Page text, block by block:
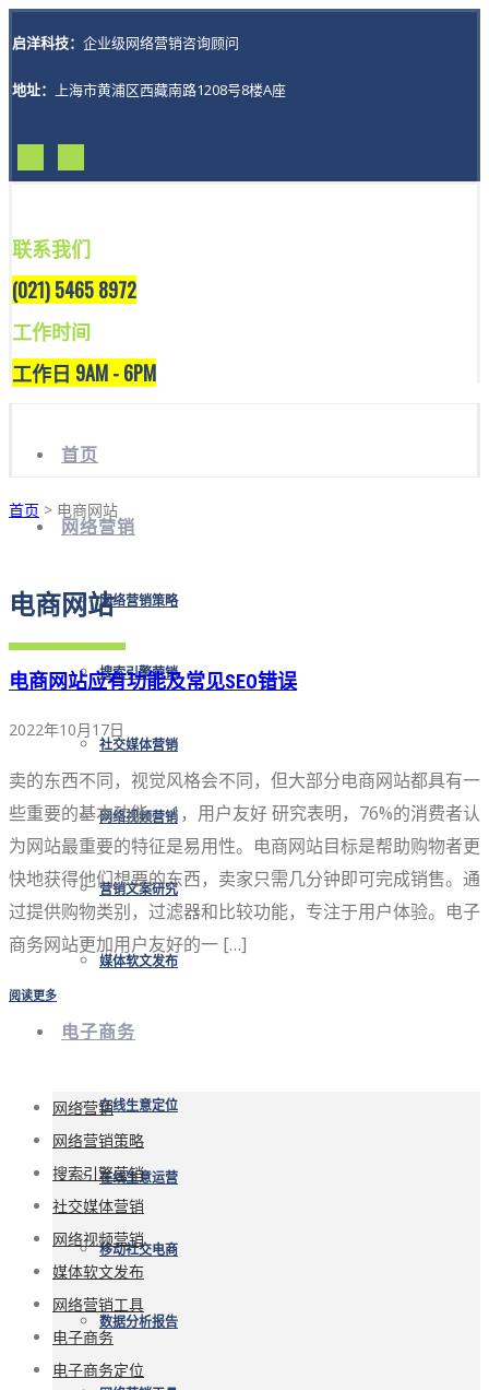
启洋科技： 企业级网络营销咨询顾问
地址： 上海市黄浦区西藏南路1208号8楼A座
联系我们
(021) 5465 8972
工作时间
工作日 9AM - 6PM
首页
网络营销
网络营销策略
搜索引擎营销
社交媒体营销
网络视频营销
营销文案研究
媒体软文发布
电子商务
在线生意定位
在线生意运营
移动社交电商
数据分析报告
首页 > 电商网站
电商网站
电商网站应有功能及常见SEO错误
2022年10月17日
卖的东西不同，视觉风格会不同，但大部分电商网站都具有一
些重要的基本功能。 1，用户友好 研究表明，76%的消费者认
为网站最重要的特征是易用性。电商网站目标是帮助购物者更
快地获得他们想要的东西，卖家只需几分钟即可完成销售。通
过提供购物类别，过滤器和比较功能，专注于用户体验。电子
商务网站更加用户友好的一 […]
阅读更多
网络营销
网络营销策略
搜索引擎营销
社交媒体营销
网络视频营销
媒体软文发布
网络营销工具
电子商务
电子商务定位